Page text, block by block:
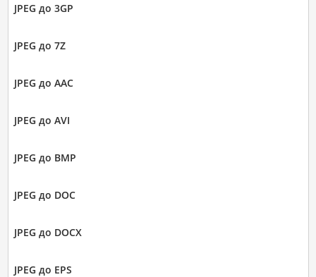
JPEG до 3GP
JPEG до 7Z
JPEG до AAC
JPEG до AVI
JPEG до BMP
JPEG до DOC
JPEG до DOCX
JPEG до EPS